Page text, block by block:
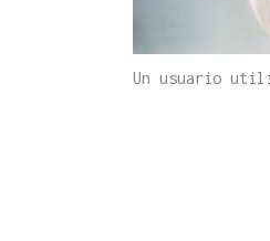
Un usuario